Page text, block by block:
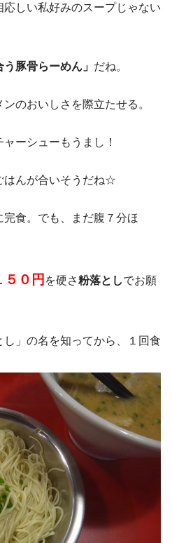
応しい私好みのスープじゃない
う豚骨らーめん」 だね。
のおいしさを際立たせる。
ーシューもうまし！
はんが合いそうだね☆
食。でも、まだ腹７分ほ
５０円 を硬さ粉落としでお願
し」の名を知ってから、１回食